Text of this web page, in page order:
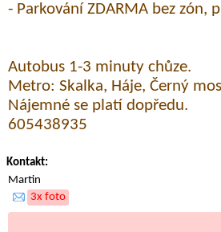
- Parkování ZDARMA bez zón,
Autobus 1-3 minuty chůze.
Metro: Skalka, Háje, Černý
Nájemné se platí dopředu.
605438935
Kontakt:
Martin
3x foto